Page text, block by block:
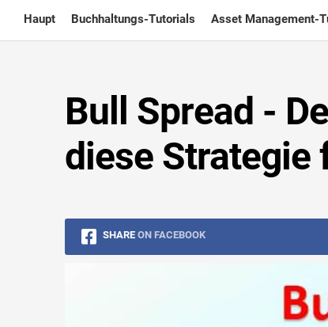
content
Haupt Buchhaltungs-Tutorials Asset Management-
Bull Spread -
diese
SHARE ON FACEBOOK